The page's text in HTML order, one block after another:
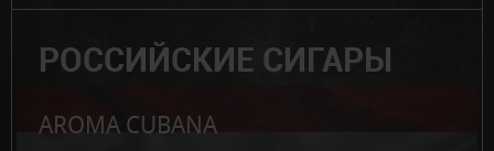
РОССИЙСКИЕ СИГАРЫ
AROMA CUBANA